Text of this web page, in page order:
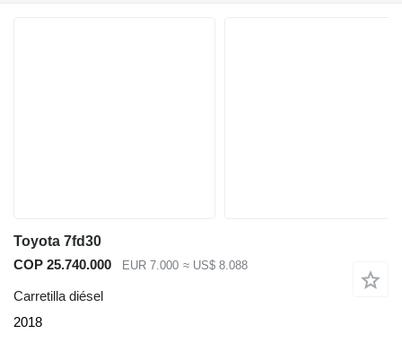
Toyota 7fd30
COP 25.740.000
EUR 7.000 ≈ US$ 8.088
Carretilla diésel
2018